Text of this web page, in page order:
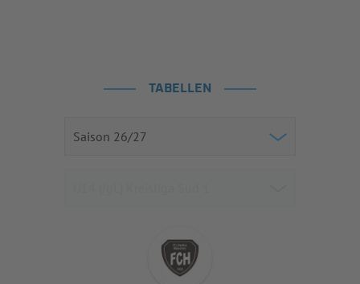
TABELLEN